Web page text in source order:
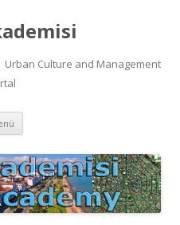
Urban Culture and Management
İçeriğe